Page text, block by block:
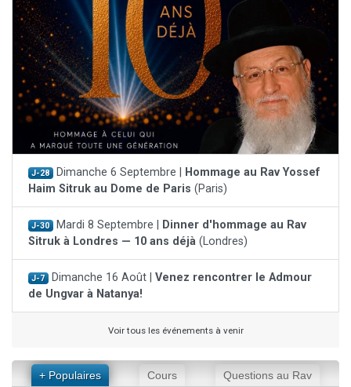
J-28 Dimanche 6 Septembre |
Hommage au Rav Yossef
Haim Sitruk au Dome de Paris (Paris)
J-30 Mardi 8 Septembre |
Dinner d'hommage au Rav
Sitruk à Londres — 10 ans déjà (Londres)
J-7 Dimanche 16 Août | Venez rencontrer le Admour
de Ungvar à Natanya!
Voir tous les événements à venir
+ Populaires Cours Questions au Rav